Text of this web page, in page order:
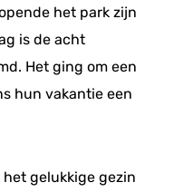
het park zijn
is de acht
Het ging om een
hun vakantie een
gelukkige gezin